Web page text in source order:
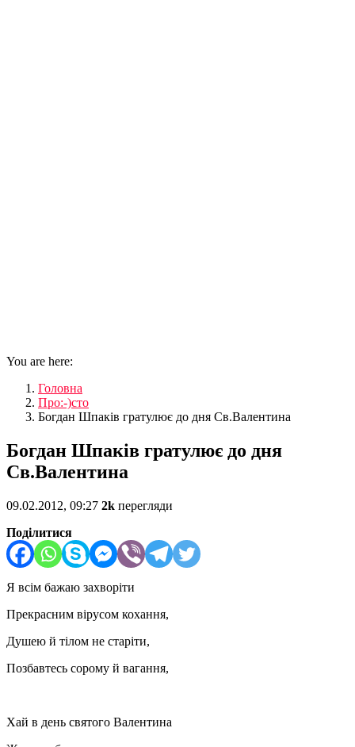
You are here:
Головна
Про:-)сто
Богдан Шпаків гратулює до дня Св.Валентина
Богдан Шпаків гратулює до дня
Св.Валентина
09.02.2012, 09:27 2k перегляди
Поділитися
Я всім бажаю захворіти
Прекрасним вірусом кохання,
Душею й тілом не старіти,
Позбавтесь сорому й вагання,
Хай в день святого Валентина